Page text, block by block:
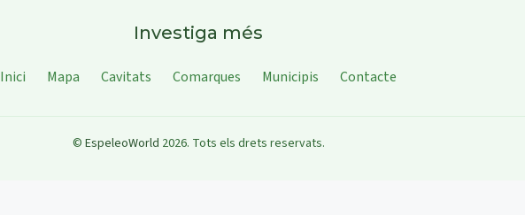
Investiga més
Inici Mapa Cavitats Comarques Municipis Contacte
© EspeleoWorld 2026. Tots els drets reservats.